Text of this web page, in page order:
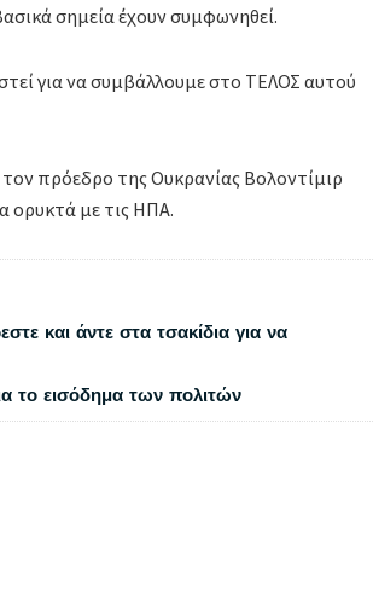
σημεία έχουν συμφωνηθεί.
για να συμβάλλουμε στο ΤΕΛΟΣ αυτού
πρόεδρο της Ουκρανίας Βολοντίμιρ
ορυκτά με τις ΗΠΑ.
και άντε στα τσακίδια για να
το εισόδημα των πολιτών